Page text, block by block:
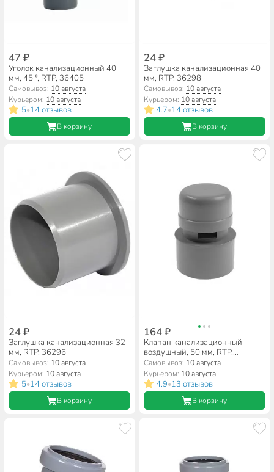
47 ₽
Уголок канализационный 40
мм, 45 °, RTP, 36405
Самовывоз: 10 августа
Курьером: 10 августа
5•14 отзывов
В корзину
24 ₽
Заглушка канализационная 40
мм, RTP, 36298
Самовывоз: 10 августа
Курьером: 10 августа
4.7•14 отзывов
В корзину
24 ₽
Заглушка канализационная 32
мм, RTP, 36296
Самовывоз: 10 августа
Курьером: 10 августа
5•14 отзывов
В корзину
164 ₽
Клапан канализационный
воздушный, 50 мм, RTP,
полипропилен, 36294
Самовывоз: 10 августа
Курьером: 10 августа
4.9•13 отзывов
В корзину